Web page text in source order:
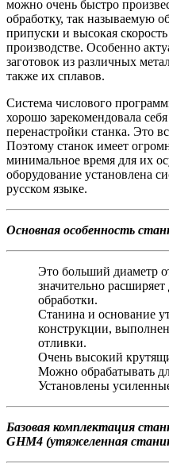
можно очень быстро
обработку, так называемую
припуски и высокая
производстве. Особенно
заготовок из различных
также их сплавов.
Система числового
хорошо зарекомендовала
перенастройки станка. Это
Поэтому станок имеет
минимальное время для их
оборудование установлена
русском языке.
Основная особенность
Это больший диаметр
значительно
обработки.
Станина и основание
конструкции,
отливки.
Очень высокий
Можно обрабатывать
Установлены
Базовая комплектация
GHM4 (утяжеленная